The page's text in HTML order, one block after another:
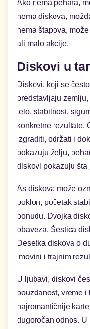
Ako nema pehara,
nema diskova,
nema štapova,
ali malo akcije.
Diskovi u
Diskovi, koji se
predstavljaju
telo, stabilnost,
konkretne rezultate.
izgraditi, održati i
pokazuju želju,
diskovi pokazuju šta
As diskova može
poklon, početak
ponudu. Dvojka
obaveza. Šestica
Desetka diskova o
imovini i trajnim
U ljubavi, diskovi
pouzdanost, vreme i
najromantičnije
dugoročan odnos. U